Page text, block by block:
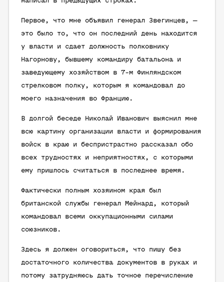
Первое, что мне объявил генерал Звегинцев, —
это было то, что он последний день находится
у власти и сдает должность полковнику
Нагорнову, бывшему командиру батальона и
заведующему хозяйством в 7-м Финляндском
стрелковом полку, которым я командовал до
моего назначения во Францию.
В долгой беседе Николай Иванович выяснил мне
всю картину организации власти и формирования
войск в краю и беспристрастно рассказал обо
всех трудностях и неприятностях, с которыми
ему пришлось считаться в последнее время.
Фактически полным хозяином края был
британской службы генерал Мейнард, который
командовал всеми оккупационными силами
союзников.
Здесь я должен оговориться, что пишу без
достаточного количества документов в руках и
потому затрудняюсь дать точное перечисление